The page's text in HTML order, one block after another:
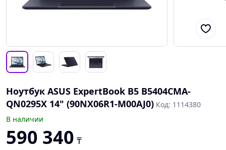
Ноутбук ASUS ExpertBook B5 B5404CMA-
QN0295X 14" (90NX06R1-M00AJ0) Код: 1114380
В наличии
590 340 ₸